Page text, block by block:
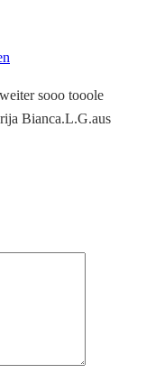
sooo tooole
Bianca.L.G.aus